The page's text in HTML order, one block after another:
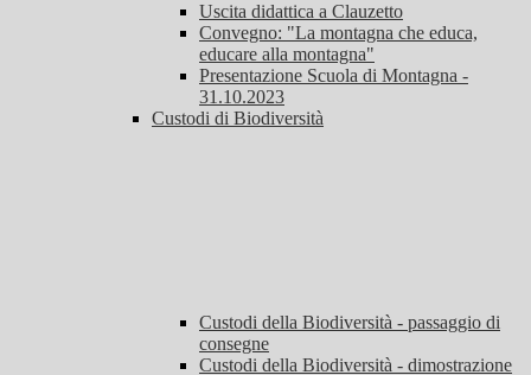
Uscita didattica a Clauzetto
Convegno: "La montagna che educa,
educare alla montagna"
Presentazione Scuola di Montagna -
31.10.2023
Custodi di Biodiversità
Custodi della Biodiversità - passaggio di
consegne
Custodi della Biodiversità - dimostrazione